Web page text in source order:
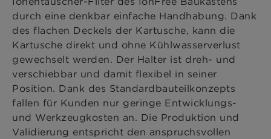
durch eine denkbar einfache Handhabung. Dank
des flachen Deckels der Kartusche, kann die
Kartusche direkt und ohne Kühlwasserverlust
gewechselt werden. Der Halter ist dreh- und
verschiebbar und damit flexibel in seiner
Position. Dank des Standardbauteilkonzepts
fallen für Kunden nur geringe Entwicklungs-
und Werkzeugkosten an. Die Produktion und
Validierung entspricht den anspruchsvollen